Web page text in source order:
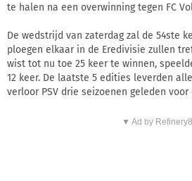
te halen na een overwinning tegen FC
De wedstrijd van zaterdag zal de 54ste
ploegen elkaar in de Eredivisie zullen
wist tot nu toe 25 keer te winnen,
12 keer. De laatste 5 edities leverden
verloor PSV drie seizoenen geleden voor
▼ Ad by